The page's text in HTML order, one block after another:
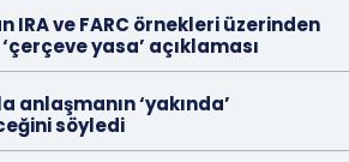
IRA ve FARC örnekleri üzerinden
yasa’ açıklaması
anlaşmanın ‘yakında’
söyledi